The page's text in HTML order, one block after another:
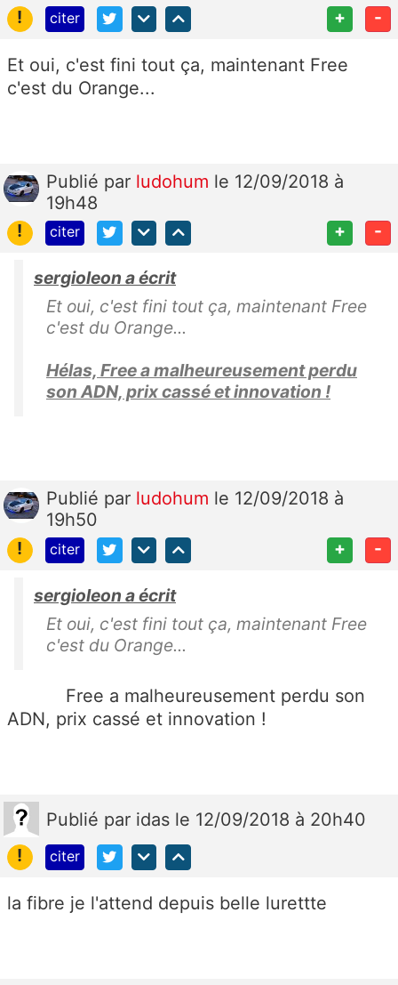
!
citer + -
Et oui, c'est fini tout ça, maintenant Free
c'est du Orange...
Publié par ludohum le 12/09/2018 à
19h48
!
citer + -
sergioleon a écrit
Et oui, c'est fini tout ça, maintenant Free
c'est du Orange...
Hélas, Free a malheureusement perdu
son ADN, prix cassé et innovation !
Publié par ludohum le 12/09/2018 à
19h50
!
citer + -
sergioleon a écrit
Et oui, c'est fini tout ça, maintenant Free
c'est du Orange...
Free a malheureusement perdu son
ADN, prix cassé et innovation !
Publié par idas le 12/09/2018 à 20h40
!
citer
la fibre je l'attend depuis belle lurettte